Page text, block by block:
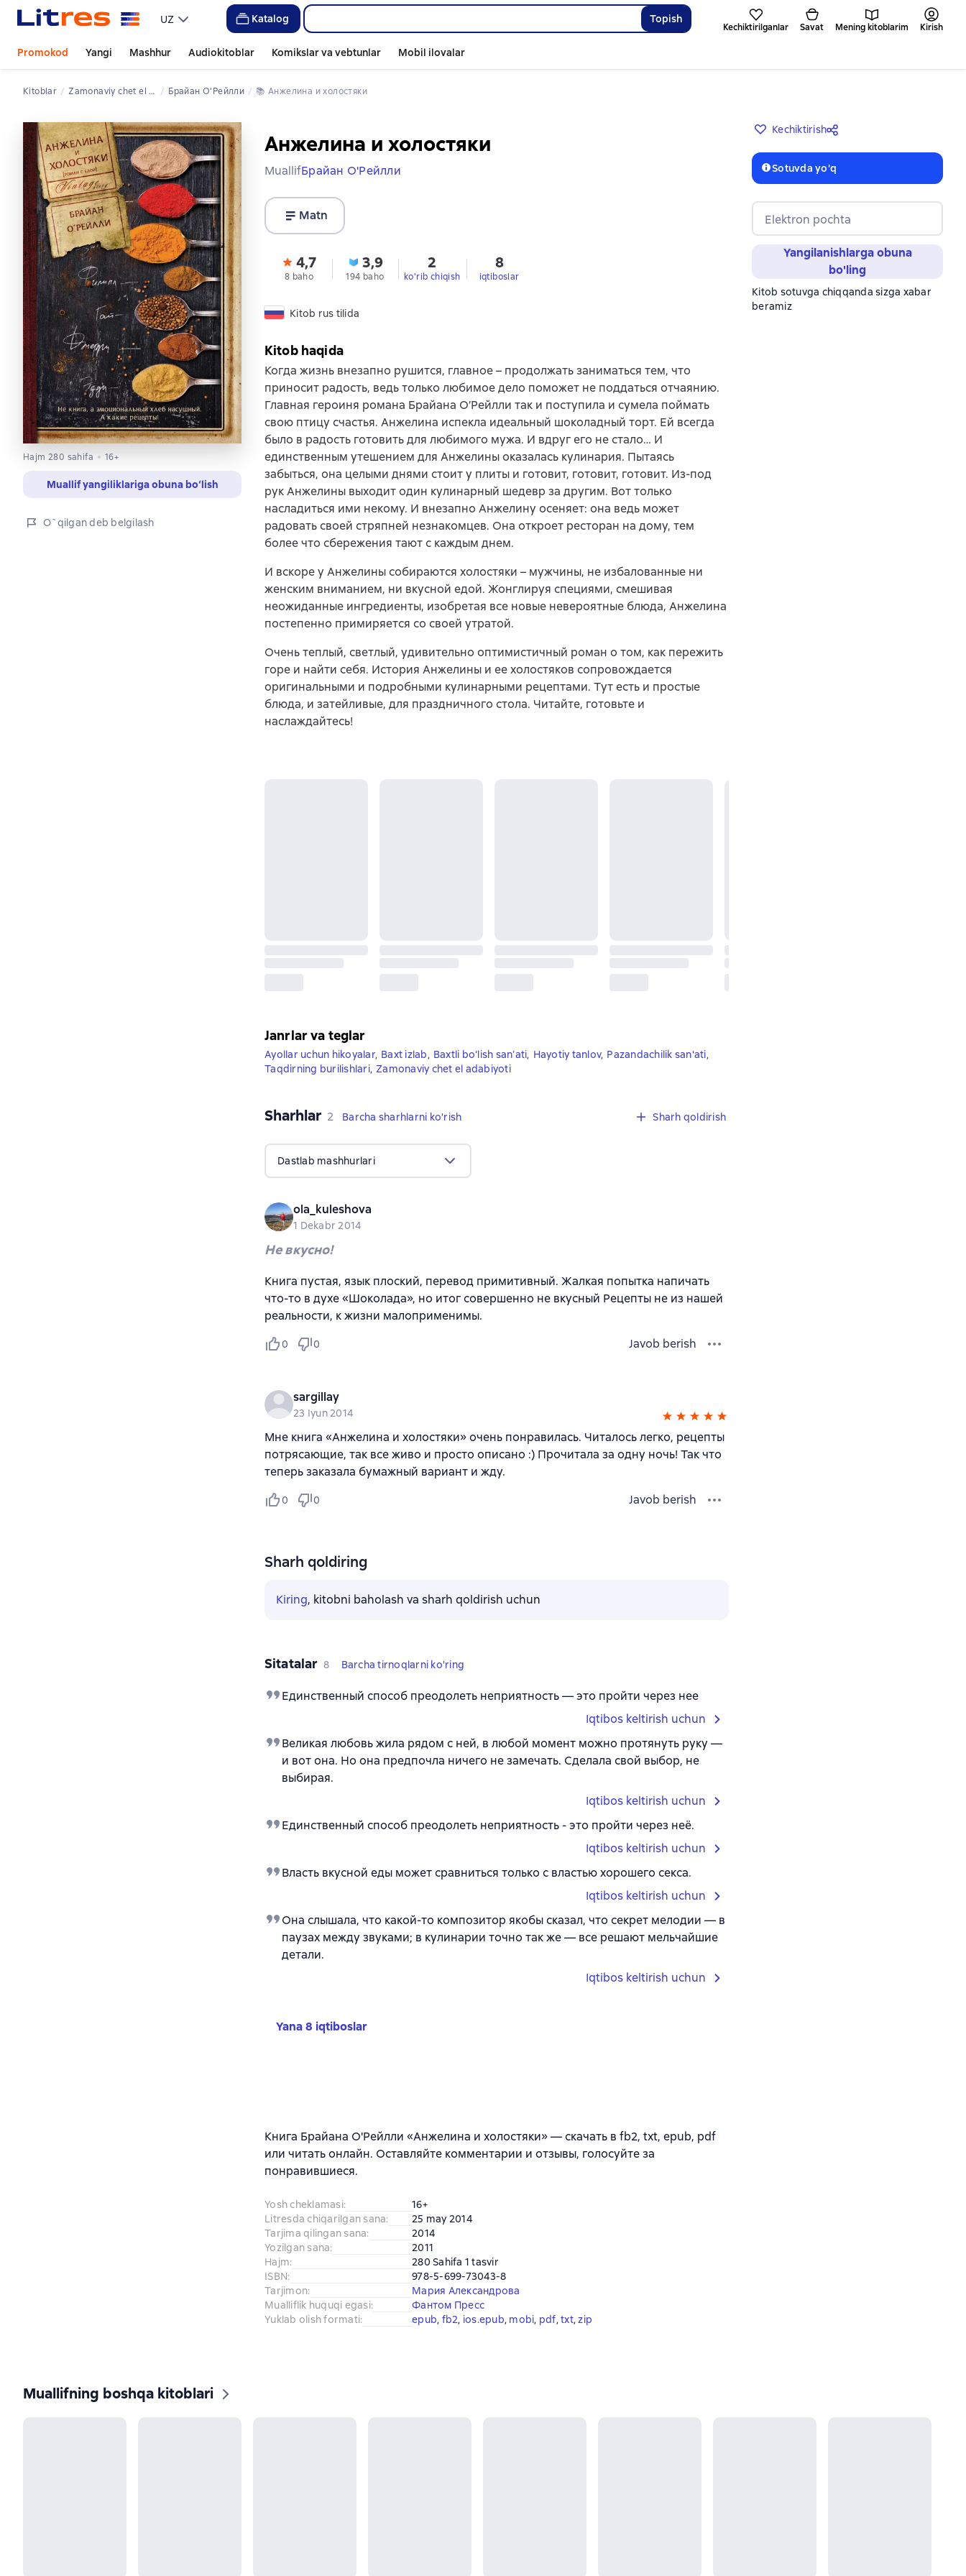
UZ Katalog Topish
Kechiktirilganlar Savat Mening kitoblarim Kirish
Promokod Yangi Mashhur Audiokitoblar Komikslar va vebtunlar Mobil ilovalar
Kitoblar zamonaviy chet el adabiyoti Брайан О'Рейлли 📚 Анжелина и холостяки
Hajm 280 sahifa 16+
Muallif yangiliklariga obuna bo‘lish
O`qilgan deb belgilash
Анжелина и холостяки
MuallifБрайан О'Рейлли
Matn
4,7
8 baho
3,9
194 baho
2
ko'rib chiqish
8
iqtiboslar
Kitob rus tilida
Kechiktirish
Sotuvda yo'q
Elektron pochta
Yangilanishlarga obuna
bo'ling
Kitob sotuvga chiqqanda sizga xabar
beramiz
Kitob haqida
Когда жизнь внезапно рушится, главное – продолжать заниматься тем, что
приносит радость, ведь только любимое дело поможет не поддаться отчаянию.
Главная героиня романа Брайана О’Рейлли так и поступила и сумела поймать
свою птицу счастья. Анжелина испекла идеальный шоколадный торт. Ей всегда
было в радость готовить для любимого мужа. И вдруг его не стало… И
единственным утешением для Анжелины оказалась кулинария. Пытаясь
забыться, она целыми днями стоит у плиты и готовит, готовит, готовит. Из-под
рук Анжелины выходит один кулинарный шедевр за другим. Вот только
насладиться ими некому. И внезапно Анжелину осеняет: она ведь может
радовать своей стряпней незнакомцев. Она откроет ресторан на дому, тем
более что сбережения тают с каждым днем.
И вскоре у Анжелины собираются холостяки – мужчины, не избалованные ни
женским вниманием, ни вкусной едой. Жонглируя специями, смешивая
неожиданные ингредиенты, изобретая все новые невероятные блюда, Анжелина
постепенно примиряется со своей утратой.
Очень теплый, светлый, удивительно оптимистичный роман о том, как пережить
горе и найти себя. История Анжелины и ее холостяков сопровождается
оригинальными и подробными кулинарными рецептами. Тут есть и простые
блюда, и затейливые, для праздничного стола. Читайте, готовьте и
наслаждайтесь!
Janrlar va teglar
Ayollar uchun hikoyalar, Baxt izlab, Baxtli bo‘lish sanʼati, Hayotiy tanlov, Pazandachilik san'ati,
Taqdirning burilishlari, Zamonaviy chet el adabiyoti
Sharhlar 2 sharhlar
2 Barcha sharhlarni ko'rish Sharh qoldirish
Dastlab mashhurlari
ola_kuleshova
1 Dekabr 2014
Не вкусно!
Книга пустая, язык плоский, перевод примитивный. Жалкая попытка напичать
что-то в духе «Шоколада», но итог совершенно не вкусный Рецепты не из нашей
реальности, к жизни малоприменимы.
0 0 Javob berish
sargillay
23 Iyun 2014
Мне книга «Анжелина и холостяки» очень понравилась. Читалось легко, рецепты
потрясающие, так все живо и просто описано :) Прочитала за одну ночь! Так что
теперь заказала бумажный вариант и жду.
0 0 Javob berish
Sharh qoldiring
Kiring, kitobni baholash va sharh qoldirish uchun
Sitatalar 8 Barcha tirnoqlarni ko'ring
Единственный способ преодолеть неприятность — это пройти через нее
Iqtibos keltirish uchun
Великая любовь жила рядом с ней, в любой момент можно протянуть руку —
и вот она. Но она предпочла ничего не замечать. Сделала свой выбор, не
выбирая.
Iqtibos keltirish uchun
Единственный способ преодолеть неприятность - это пройти через неё.
Iqtibos keltirish uchun
Власть вкусной еды может сравниться только с властью хорошего секса.
Iqtibos keltirish uchun
Она слышала, что какой-то композитор якобы сказал, что секрет мелодии — в
паузах между звуками; в кулинарии точно так же — все решают мельчайшие
детали.
Iqtibos keltirish uchun
Yana 8 iqtiboslar
Книга Брайана О'Рейлли «Анжелина и холостяки» — скачать в fb2, txt, epub, pdf
или читать онлайн. Оставляйте комментарии и отзывы, голосуйте за
понравившиеся.
Yosh cheklamasi:
16+
Litresda chiqarilgan sana:
25 may 2014
Tarjima qilingan sana:
2014
Yozilgan sana:
2011
Hajm:
280 Sahifa 1 tasvir
ISBN:
978-5-699-73043-8
Tarjimon:
Мария Александрова
Mualliflik huquqi egasi:
Фантом Пресс
Yuklab olish formati: epub, fb2, ios.epub, mobi, pdf, txt, zip
Muallifning boshqa kitoblari